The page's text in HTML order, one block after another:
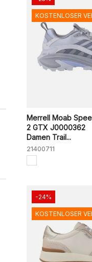
Merrell Moab
2 GTX J0000362
Damen Trail...
21400711
KOSTENLOSER
-24%
KOSTENLOSER